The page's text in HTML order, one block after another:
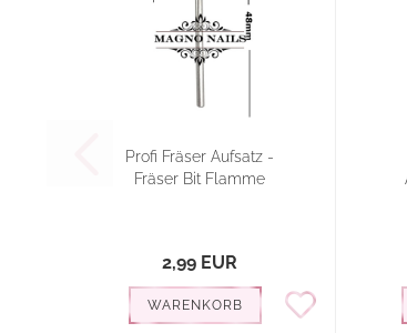
Profi Fräser Aufsatz -
Fräser Bit Flamme
2,99 EUR
WARENKORB